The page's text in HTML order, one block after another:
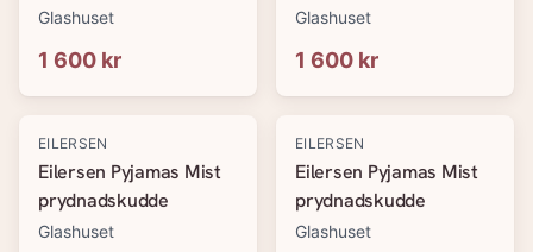
Glashuset
1 600 kr
Glashuset
1 600 kr
EILERSEN
Eilersen Pyjamas Mist
prydnadskudde
Glashuset
EILERSEN
Eilersen Pyjamas Mist
prydnadskudde
Glashuset